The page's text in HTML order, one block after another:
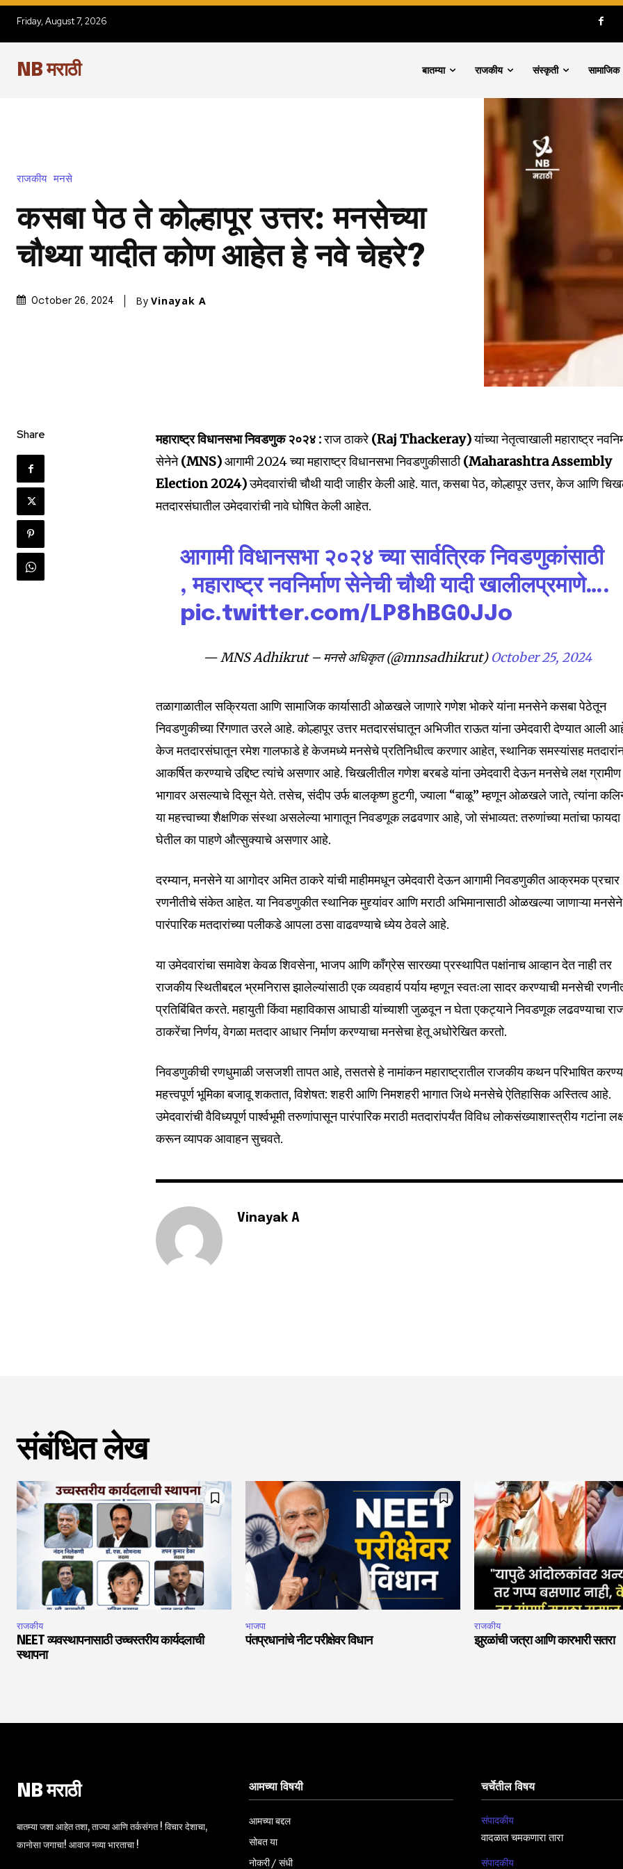
SUBSCRIBERS and be part
To subscribe, simply enter your email address on our website or click
the subscribe button below. Don't worry, we respect your privacy and
won't spam your inbox. Your information is safe with us.
6,300
Friday, August 7, 2026
NB मराठी बातम्या राजकीय संस्कृती सामाजिक
राजकीय मनसे
कसबा पेठ ते कोल्हापूर उत्तर: मनसेच्या
चौथ्या यादीत कोण आहेत हे नवे चेहरे?
October 26, 2024 By Vinayak A
Share महाराष्ट्र विधानसभा निवडणुक २०२४ :राज ठाकरे (Raj Thackeray)यांच्या नेतृत्वाखाली महाराष्ट्र
सेनेने(MNS)आगामी 2024 च्या महाराष्ट्र विधानसभा निवडणुकीसाठी(Maharashtra Assembly
Election 2024)उमेदवारांची चौथी यादी जाहीर केली आहे. यात, कसबा पेठ, कोल्हापूर उत्तर, केज आणि
मतदारसंघातील उमेदवारांची नावे घोषित केली आहेत.
आगामी विधानसभा २०२४ च्या सार्वत्रिक निवडणुकांसाठी
, महाराष्ट्र नवनिर्माण सेनेची चौथी यादी खालीलप्रमाणे….
pic.twitter.com/LP8hBG0JJo
— MNS Adhikrut – मनसे अधिकृत (@mnsadhikrut) October 25, 2024
तळागाळातील सक्रियता आणि सामाजिक कार्यासाठी ओळखले जाणारे गणेश भोकरे यांना मनसेने कसबा पेठेतून
निवडणुकीच्या रिंगणात उरले आहे. कोल्हापूर उत्तर मतदारसंघातून अभिजीत राऊत यांना उमेदवारी देण्यात आली
केज मतदारसंघातून रमेश गालफाडे हे केजमध्ये मनसेचे प्रतिनिधीत्व करणार आहेत, स्थानिक समस्यांसह
आकर्षित करण्याचे उद्दिष्ट त्यांचे असणार आहे. चिखलीतील गणेश बरबडे यांना उमेदवारी देऊन मनसेचे लक्ष ग्रामीण
भागावर असल्याचे दिसून येते. तसेच, संदीप उर्फ ​​बालकृष्ण हुटगी, ज्याला “बाळू” म्हणून ओळखले जाते, त्यांना
या महत्त्वाच्या शैक्षणिक संस्था असलेल्या भागातून निवडणूक लढवणार आहे, जो संभाव्यत: तरुणांच्या मतांचा फायदा
घेतील का पाहणे औत्सुक्याचे असणार आहे.
दरम्यान, मनसेने या आगोदर अमित ठाकरे यांची माहीममधून उमेदवारी देऊन आगामी निवडणुकीत आक्रमक प्रचार
रणनीतीचे संकेत आहेत. या निवडणुकीत स्थानिक मुद्द्यांवर आणि मराठी अभिमानासाठी ओळखल्या जाणाऱ्या मनसेने
पारंपारिक मतदारांच्या पलीकडे आपला ठसा वाढवण्याचे ध्येय ठेवले आहे.
या उमेदवारांचा समावेश केवळ शिवसेना, भाजप आणि काँग्रेस सारख्या प्रस्थापित पक्षांनाच आव्हान देत नाही तर
राजकीय स्थितीबद्दल भ्रमनिरास झालेल्यांसाठी एक व्यवहार्य पर्याय म्हणून स्वतःला सादर करण्याची मनसेची
प्रतिबिंबित करते. महायुती किंवा महाविकास आघाडी यांच्याशी जुळवून न घेता एकट्याने निवडणूक लढवण्याचा
ठाकरेंचा निर्णय, वेगळा मतदार आधार निर्माण करण्याचा मनसेचा हेतू अधोरेखित करतो.
निवडणुकीची रणधुमाळी जसजशी तापत आहे, तसतसे हे नामांकन महाराष्ट्रातील राजकीय कथन परिभाषित
महत्त्वपूर्ण भूमिका बजावू शकतात, विशेषत: शहरी आणि निमशहरी भागात जिथे मनसेचे ऐतिहासिक अस्तित्व आहे.
उमेदवारांची वैविध्यपूर्ण पार्श्वभूमी तरुणांपासून पारंपारिक मराठी मतदारांपर्यंत विविध लोकसंख्याशास्त्रीय गटांना
करून व्यापक आवाहन सुचवते.
Vinayak A
संबंधित लेख
राजकीय
NEET व्यवस्थापनासाठी उच्चस्तरीय कार्यदलाची
स्थापना
भाजपा
पंतप्रधानांचे नीट परीक्षेवर विधान
राजकीय
झुरळांची जत्रा आणि कारभारी सतरा
NB मराठी
बातम्या जशा आहेत तशा, ताज्या आणि तर्कसंगत ! विचार देशाचा,
कानोसा जगाचा! आवाज नव्या भारताचा !
आमच्या विषयी
आमच्या बद्दल
सोबत या
नोकरी / संधी
चर्चेतील विषय
संपादकीय
वादळात चमकणारा तारा
संपादकीय